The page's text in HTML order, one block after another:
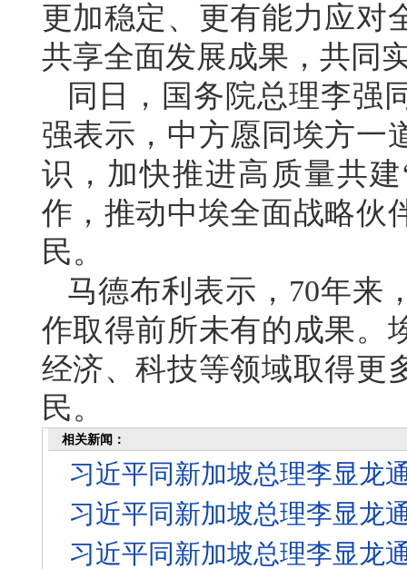
更加稳定、更有能力应对
共享全面发展成果，共同
同日，国务院总理李强
强表示，中方愿同埃方一
识，加快推进高质量共
作，推动中埃全面战略伙
民。
马德布利表示，70年来
作取得前所未有的成果。
经济、科技等领域取得更
民。
相关新闻：
习近平同新加坡总理李显龙
习近平同新加坡总理李显龙
习近平同新加坡总理李显龙